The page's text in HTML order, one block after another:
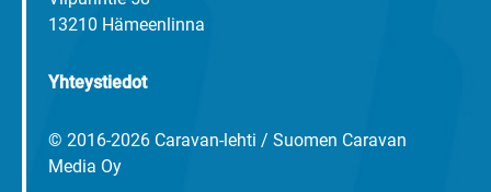
13210 Hämeenlinna
Yhteystiedot
© 2016-2026 Caravan-lehti / Suomen Caravan
Media Oy